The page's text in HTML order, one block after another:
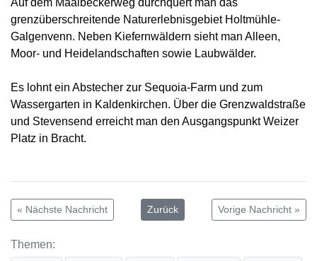
grenzüberschreitende Naturerlebnisgebiet Holtmühle-
Galgenvenn. Neben Kiefernwäldern sieht man Alleen,
Moor- und Heidelandschaften sowie Laubwälder.
Es lohnt ein Abstecher zur Sequoia-Farm und zum
Wassergarten in Kaldenkirchen. Über die Grenzwaldstraße
und Stevensend erreicht man den Ausgangspunkt Weizer
Platz in Bracht.
« Nächste Nachricht Zurück Vorige Nachricht »
Themen: